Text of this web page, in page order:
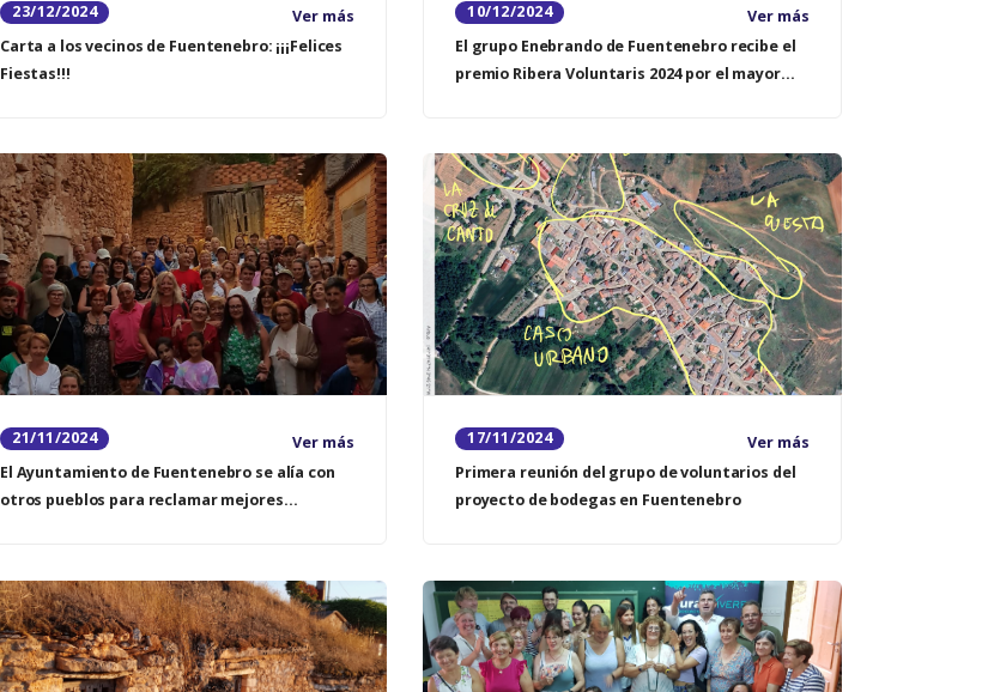
23/12/2024
Ver más
Carta a los vecinos de Fuentenebro: ¡¡¡Felices
Fiestas!!!
10/12/2024
Ver más
El grupo Enebrando de Fuentenebro recibe el
premio Ribera Voluntaris 2024 por el mayor
21/11/2024
Ver más
El Ayuntamiento de Fuentenebro se alía con
otros pueblos para reclamar mejores
17/11/2024
Ver más
Primera reunión del grupo de voluntarios del
proyecto de bodegas en Fuentenebro